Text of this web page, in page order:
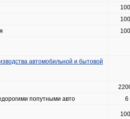
автомобильной и бытовой
попутными авто
6